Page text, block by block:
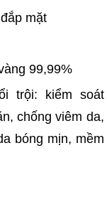
mặt
99,99%
trội: kiểm soát
chống viêm da,
bóng mịn, mềm